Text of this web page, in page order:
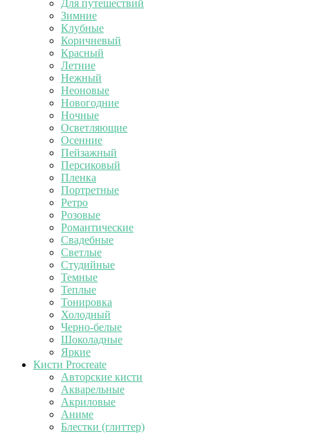
Для путешествий
Зимние
Клубные
Коричневый
Красный
Летние
Нежный
Неоновые
Новогодние
Ночные
Осветляющие
Осенние
Пейзажный
Персиковый
Пленка
Портретные
Ретро
Розовые
Романтические
Свадебные
Светлые
Студийные
Темные
Теплые
Тонировка
Холодный
Черно-белые
Шоколадные
Яркие
Кисти Procreate
Авторские кисти
Акварельные
Акриловые
Аниме
Блестки (глиттер)